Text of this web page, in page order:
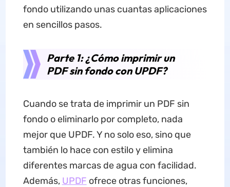
fondo utilizando unas cuantas aplicaciones
en sencillos pasos.
Parte 1: ¿Cómo imprimir un
PDF sin fondo con UPDF?
Cuando se trata de imprimir un PDF sin
fondo o eliminarlo por completo, nada
mejor que UPDF. Y no solo eso, sino que
también lo hace con estilo y elimina
diferentes marcas de agua con facilidad.
Además, UPDF ofrece otras funciones,